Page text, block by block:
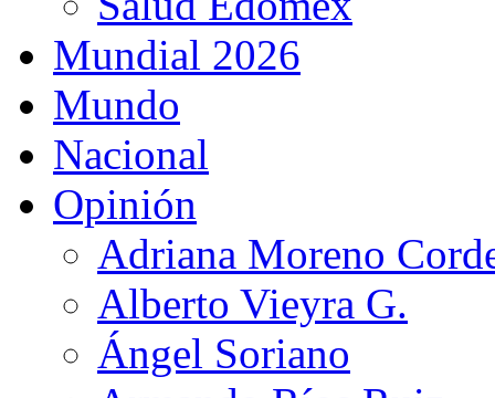
Mundial 2026
Mundo
Nacional
Opinión
Adriana Moreno
Alberto Vieyra G.
Ángel Soriano